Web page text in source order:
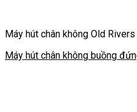
Máy hút chân không Old Rivers
Máy hút chân không buồng